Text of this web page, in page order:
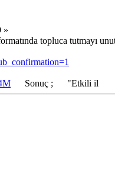
»
topluca tutmayı
Sonuç ; "Etkili il